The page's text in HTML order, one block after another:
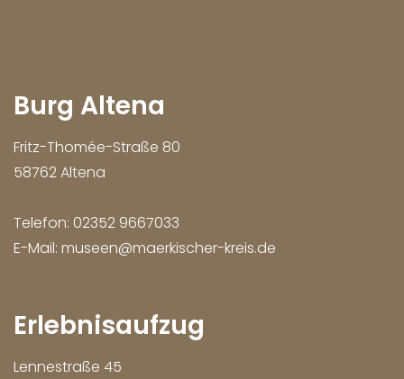
Burg Altena
Fritz-Thomée-Straße 80
58762 Altena
Telefon: 02352 9667033
E-Mail: museen@maerkischer-kreis.de
Erlebnisaufzug
Lennestraße 45